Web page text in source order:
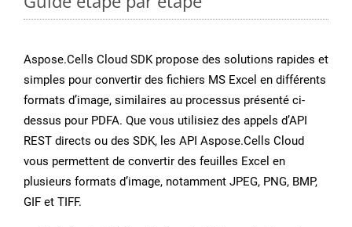
Aspose.Cells Cloud SDK propose des solutions rapides et
simples pour convertir des fichiers MS Excel en différents
formats d’image, similaires au processus présenté ci-
dessus pour PDFA. Que vous utilisiez des appels d’API
REST directs ou des SDK, les API Aspose.Cells Cloud
vous permettent de convertir des feuilles Excel en
plusieurs formats d’image, notamment JPEG, PNG, BMP,
GIF et TIFF.